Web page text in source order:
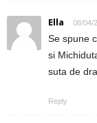
Ella 08/04/
Se spune
si
suta de
Reply